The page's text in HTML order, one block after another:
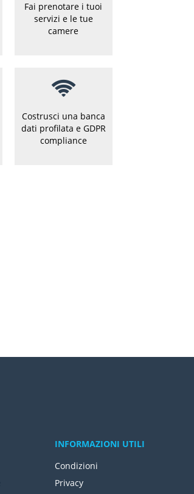
Fai prenotare i tuoi
servizi e le tue
camere
Costrusci una banca
dati profilata e GDPR
compliance
INFORMAZIONI UTILI
Condizioni
Privacy